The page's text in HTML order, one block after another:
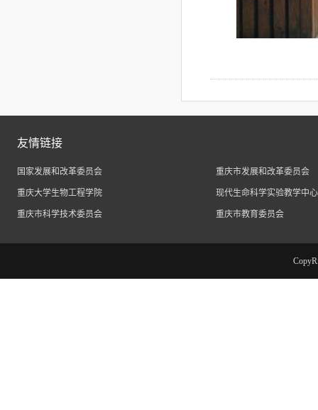
友情链接
国家发展和改革委员会 重庆市发展和改革委员会
重庆大学生物工程学院 现代生命科学实验教学中心
重庆市科学技术委员会 重庆市教育委员会